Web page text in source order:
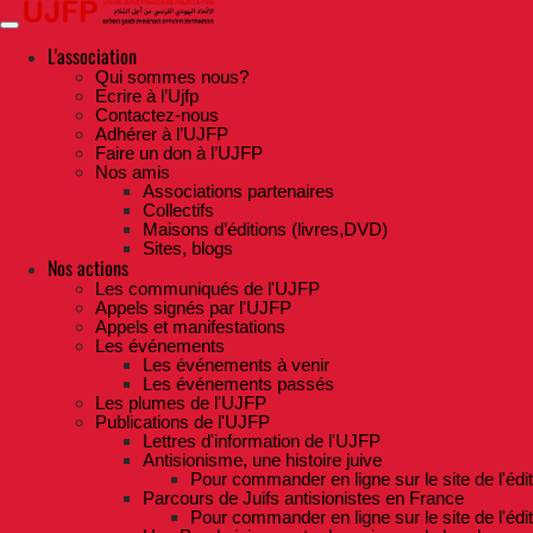
Skip
to
contentL'association
Qui sommes nous?
Ecrire à l’Ujfp
Contactez-nous
Adhérer à l’UJFP
Faire un don à l’UJFP
Nos amis
Associations partenaires
Collectifs
Maisons d’éditions (livres,DVD)
Sites, blogs
Nos actions
Les communiqués de l'UJFP
Appels signés par l'UJFP
Appels et manifestations
Les événements
Les événements à venir
Les événements passés
Les plumes de l'UJFP
Publications de l'UJFP
Lettres d'information de l'UJFP
Antisionisme, une histoire juive
Pour commander en ligne sur le site de
Parcours de Juifs antisionistes en France
Pour commander en ligne sur le site de